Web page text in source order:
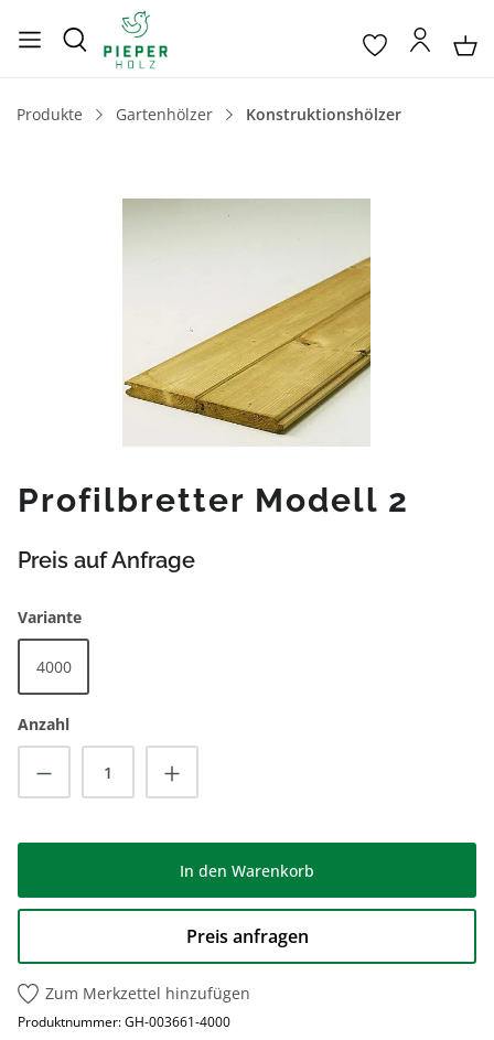
Produkte Gartenhölzer Konstruktionshölzer
Profilbretter Modell 2
Preis auf Anfrage
Varianteauswählen
4000
Anzahl
Produkt Anzahl: Gib den gewünschten
In den Warenkorb
Preis anfragen
Zum Merkzettel hinzufügen
Produktnummer:GH-003661-4000